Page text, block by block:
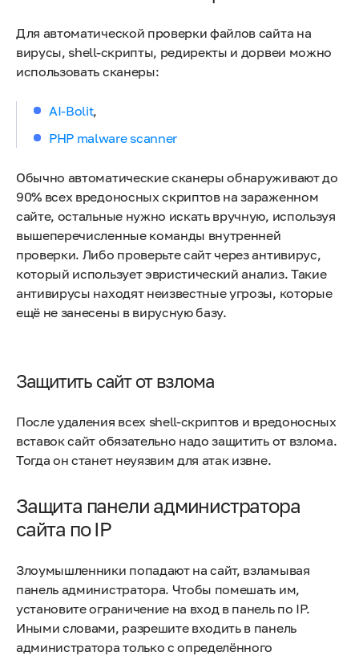
Для автоматической проверки файлов сайта на
вирусы, shell-скрипты, редиректы и дорвеи можно
использовать сканеры:
AI-Bolit,
PHP malware scanner
Обычно автоматические сканеры обнаруживают до
90% всех вредоносных скриптов на зараженном
сайте, остальные нужно искать вручную, используя
вышеперечисленные команды внутренней
проверки. Либо проверьте сайт через антивирус,
который использует эвристический анализ. Такие
антивирусы находят неизвестные угрозы, которые
ещё не занесены в вирусную базу.
Защитить сайт от взлома
После удаления всех shell-скриптов и вредоносных
вставок сайт обязательно надо защитить от взлома.
Тогда он станет неуязвим для атак извне.
Защита панели администратора
сайта по IP
Злоумышленники попадают на сайт, взламывая
панель администратора. Чтобы помешать им,
установите ограничение на вход в панель по IP.
Иными словами, разрешите входить в панель
администратора только с определённого